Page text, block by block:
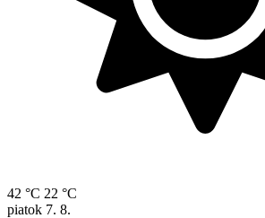
42 °C 22 °C
piatok 7. 8.